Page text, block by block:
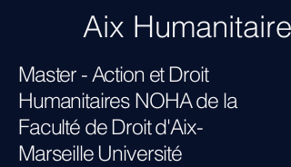
Aix Humanitaire
Master - Action et Droit
Humanitaires NOHAde la
Faculté de Droit d'Aix-
Marseille Université